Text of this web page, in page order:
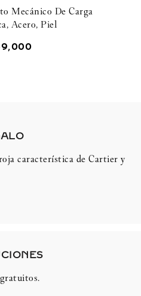
Mecánico De Carga
Acero, Piel
,000
característica de Cartier y